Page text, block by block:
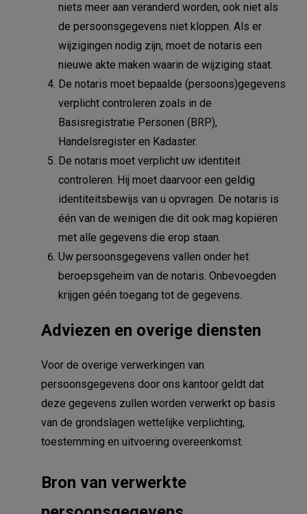
niets meer aan veranderd worden, ook niet als
de persoonsgegevens niet kloppen. Als er
wijzigingen nodig zijn, moet de notaris een
nieuwe akte maken waarin de wijziging staat.
De notaris moet bepaalde (persoons)gegevens
verplicht controleren zoals in de
Basisregistratie Personen (BRP),
Handelsregister en Kadaster.
De notaris moet verplicht uw identiteit
controleren. Hij moet daarvoor een geldig
identiteitsbewijs van u opvragen. De notaris is
één van de weinigen die dit ook mag kopiëren
met alle gegevens die erop staan.
Uw persoonsgegevens vallen onder het
beroepsgeheim van de notaris. Onbevoegden
krijgen géén toegang tot de gegevens.
Adviezen en overige diensten
Voor de overige verwerkingen van
persoonsgegevens door ons kantoor geldt dat
deze gegevens zullen worden verwerkt op basis
van de grondslagen wettelijke verplichting,
toestemming en uitvoering overeenkomst.
Bron van verwerkte